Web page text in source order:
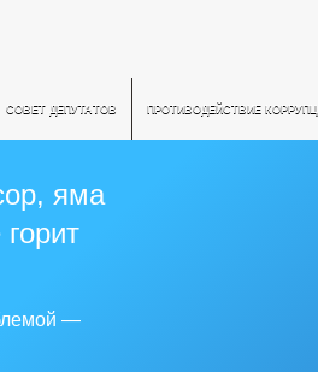
СОВЕТ ДЕПУТАТОВ ПРОТИВОДЕЙСТВИЕ
яма
—